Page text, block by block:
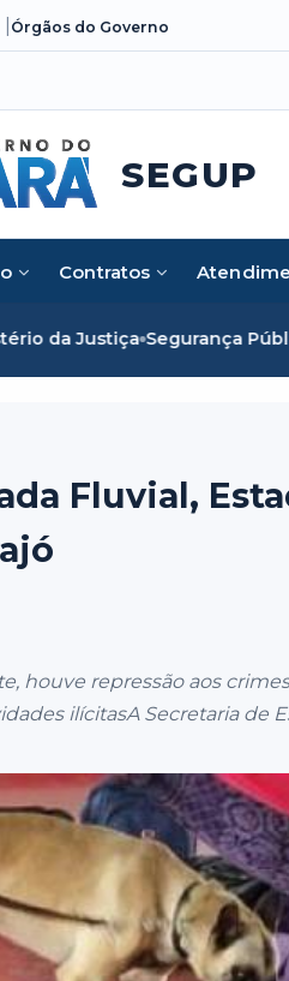
Órgãos do Governo
SEGUP
Contratos
Pública do Pará alcança
Fluvial,
houve repressão aos
ilícitasA Secretaria de